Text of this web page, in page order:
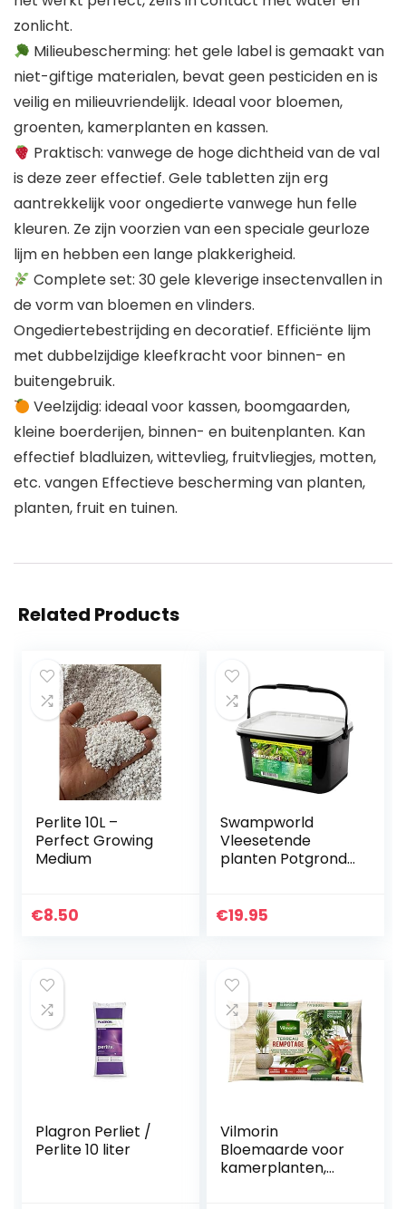
zonlicht.
Milieubescherming: het gele label is gemaakt van
niet-giftige materialen, bevat geen pesticiden en is
veilig en milieuvriendelijk. Ideaal voor bloemen,
groenten, kamerplanten en kassen.
Praktisch: vanwege de hoge dichtheid van de val
is deze zeer effectief. Gele tabletten zijn erg
aantrekkelijk voor ongedierte vanwege hun felle
kleuren. Ze zijn voorzien van een speciale geurloze
lijm en hebben een lange plakkerigheid.
Complete set: 30 gele kleverige insectenvallen in
de vorm van bloemen en vlinders.
Ongediertebestrijding en decoratief. Efficiënte lijm
met dubbelzijdige kleefkracht voor binnen- en
buitengebruik.
Veelzijdig: ideaal voor kassen, boomgaarden,
kleine boerderijen, binnen- en buitenplanten. Kan
effectief bladluizen, wittevlieg, fruitvliegjes, motten,
etc. vangen Effectieve bescherming van planten,
planten, fruit en tuinen.
Related Products
Perlite 10L –
Perfect Growing
Medium
€8.50
Swampworld
Vleesetende
planten Potgrond
geschikt voor alle
€19.95
Plagron Perliet /
Perlite 10 liter
Vilmorin
Bloemaarde voor
kamerplanten,